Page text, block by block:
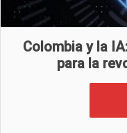
Colombia y la
para la